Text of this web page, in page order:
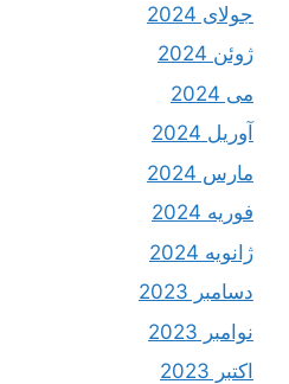
جولای 2024
ژوئن 2024
می 2024
آوریل 2024
مارس 2024
فوریه 2024
ژانویه 2024
دسامبر 2023
نوامبر 2023
اکتبر 2023